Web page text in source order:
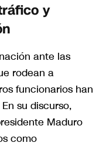
y
ante las
rodean a
funcionarios han
su discurso,
Maduro
como